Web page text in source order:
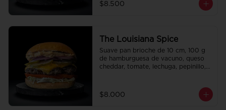
$8.500
The Louisiana Spice
Suave pan brioche de 10 cm, 100 g
de hamburguesa de vacuno, queso
cheddar, tomate, lechuga, pepinillo,
$8.000